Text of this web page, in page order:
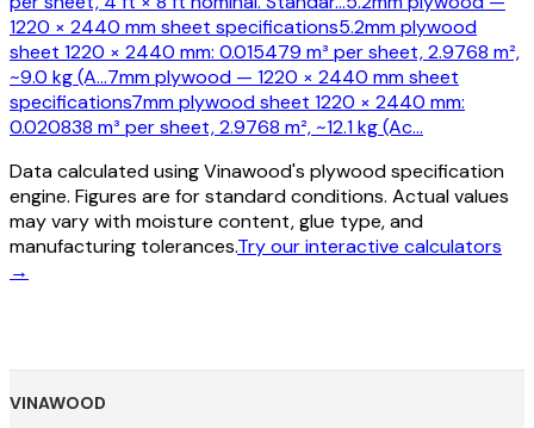
1220 × 2440 mm sheet specifications5.2mm plywood
sheet 1220 × 2440 mm: 0.015479 m³ per sheet, 2.9768 m²,
~9.0 kg (A…7mm plywood — 1220 × 2440 mm sheet
specifications7mm plywood sheet 1220 × 2440 mm:
0.020838 m³ per sheet, 2.9768 m², ~12.1 kg (Ac…
Data calculated using Vinawood's plywood specification
engine. Figures are for standard conditions. Actual values
may vary with moisture content, glue type, and
manufacturing tolerances.Try our interactive calculators
→
VINAWOOD